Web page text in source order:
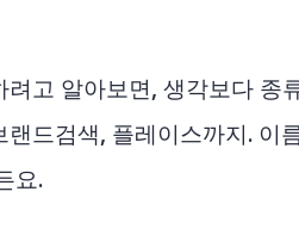
고 알아보면, 생각보다 종
드검색, 플레이스까지. 이
요.